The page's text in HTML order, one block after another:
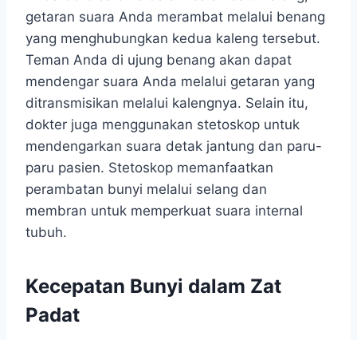
getaran suara Anda merambat melalui benang
yang menghubungkan kedua kaleng tersebut.
Teman Anda di ujung benang akan dapat
mendengar suara Anda melalui getaran yang
ditransmisikan melalui kalengnya. Selain itu,
dokter juga menggunakan stetoskop untuk
mendengarkan suara detak jantung dan paru-
paru pasien. Stetoskop memanfaatkan
perambatan bunyi melalui selang dan
membran untuk memperkuat suara internal
tubuh.
Kecepatan Bunyi dalam Zat
Padat